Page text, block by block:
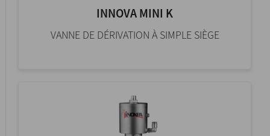
INNOVA MINI K
VANNE DE DÉRIVATION À SIMPLE SIÈGE